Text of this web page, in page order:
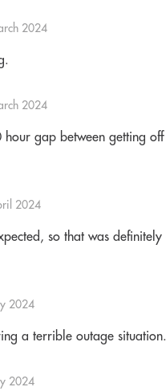
2024
2024
gap between getting
2024
so that was
2024
a terrible outage
2024